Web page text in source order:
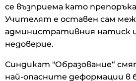
се възприема като
Учителят е оставен сам
административния натиск
недоверие.
Синдикат "Образование“
най-опасните деформации в